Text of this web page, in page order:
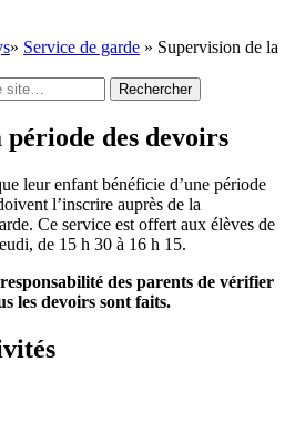
» Service de garde » Supervision de la
des devoirs
leur enfant bénéficie d’une période
l’inscrire auprès de la
Ce service est offert aux élèves de
de 15 h 30 à 16 h 15.
des parents de vérifier
les devoirs sont faits.